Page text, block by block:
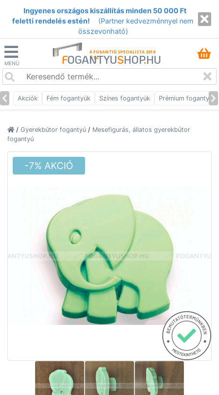
Ingyenes országos kiszállítás minden 50 000 Ft
feletti rendelés estén!
(Partner kedvezménnyel nem
összevonható)
MENÜ
A FOGANTYÚ SPECIALISTA 2010
ÓTA
FOGANTYUSHOP.HU
Akciók Fém fogantyúk Színes fogantyúk Prémium fogantyúk
/ Gyerekbútor fogantyú / Mesefigurás, állatos gyerekbútor
fogantyú
-7% AKCIÓ